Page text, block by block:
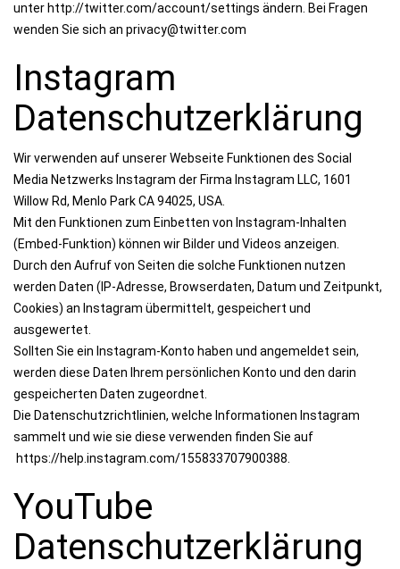
unter http://twitter.com/account/settings ändern. Bei Fragen
wenden Sie sich an privacy@twitter.com
Instagram
Datenschutzerklärung
Wir verwenden auf unserer Webseite Funktionen des Social
Media Netzwerks Instagram der Firma Instagram LLC, 1601
Willow Rd, Menlo Park CA 94025, USA.
Mit den Funktionen zum Einbetten von Instagram-Inhalten
(Embed-Funktion) können wir Bilder und Videos anzeigen.
Durch den Aufruf von Seiten die solche Funktionen nutzen
werden Daten (IP-Adresse, Browserdaten, Datum und Zeitpunkt,
Cookies) an Instagram übermittelt, gespeichert und
ausgewertet.
Sollten Sie ein Instagram-Konto haben und angemeldet sein,
werden diese Daten Ihrem persönlichen Konto und den darin
gespeicherten Daten zugeordnet.
Die Datenschutzrichtlinien, welche Informationen Instagram
sammelt und wie sie diese verwenden finden Sie auf
https://help.instagram.com/155833707900388.
YouTube
Datenschutzerklärung